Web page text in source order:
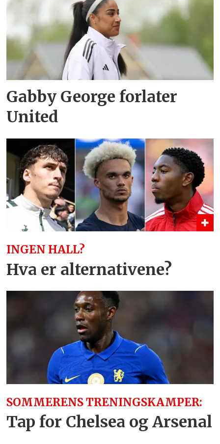
Gabby George forlater
United
INGEN HALL?
Hva er alternativene?
SOMMERENS TRENINGSKAMPER:
Tap for Chelsea og Arsenal